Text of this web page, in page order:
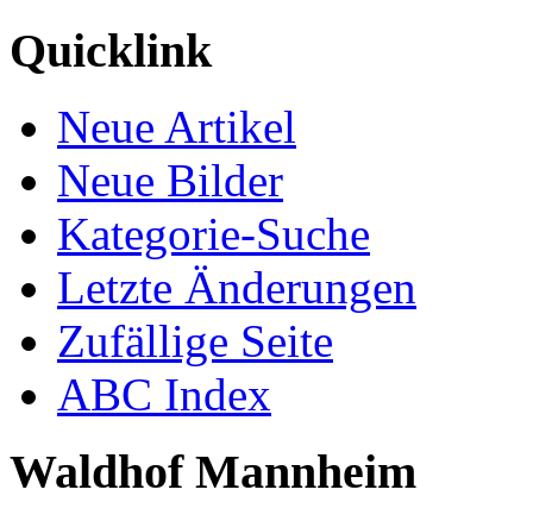
Quicklink
Neue Artikel
Neue Bilder
Kategorie-Suche
Letzte Änderungen
Zufällige Seite
ABC Index
Waldhof Mannheim